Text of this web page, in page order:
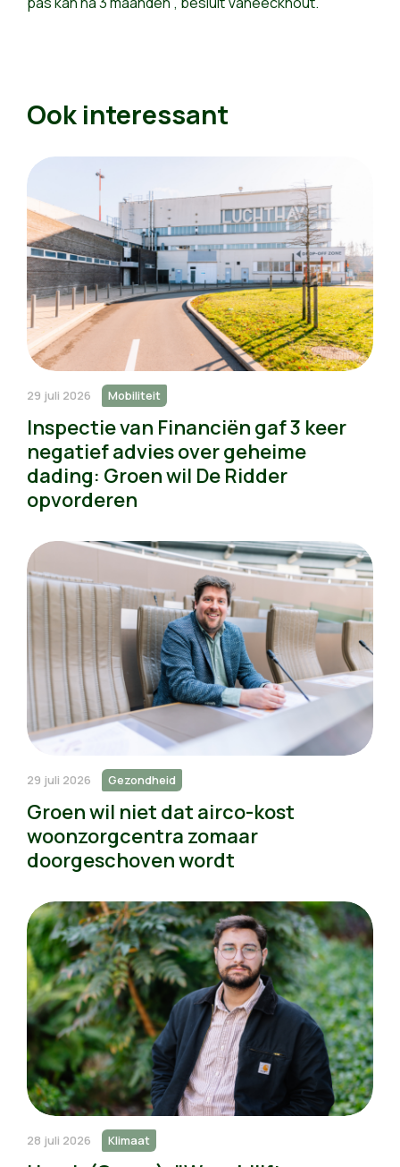
Ook interessant
29 juli 2026 Mobiliteit
Inspectie van Financiën gaf 3 keer
negatief advies over geheime
dading: Groen wil De Ridder
opvorderen
29 juli 2026 Gezondheid
Groen wil niet dat airco-kost
woonzorgcentra zomaar
doorgeschoven wordt
28 juli 2026 Klimaat